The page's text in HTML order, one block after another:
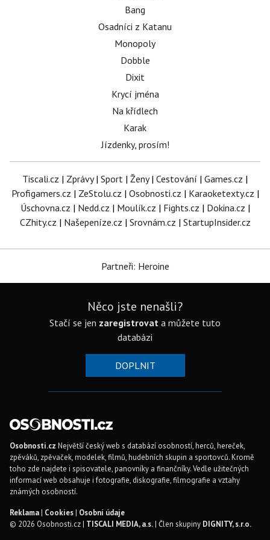
Bang
Osadníci z Katanu
Monopoly
Dobble
Dixit
Krycí jména
Na křídlech
Karak
Jízdenky, prosím!
Tiscali.cz | Zprávy| Sport | Ženy| Cestování | Games.cz |
Profigamers.cz | ZeStolu.cz | Osobnosti.cz | Karaoketexty.cz |
Úschovna.cz | Nedd.cz | Moulík.cz | Fights.cz | Dokina.cz |
CZhity.cz | Našepeníze.cz | Srovnám.cz | StartupInsider.cz
Partneři: Heroine
Něco jste nenašli?
Stačí se jen zaregistrovat a můžete tuto
databázi
DOPLNIT
Osobnosti.cz Největší český web s databází osobností, herců, hereček,
zpěváků, zpěvaček, modelek, filmů, hudebních skupin a sportovců. Kromě
toho zde najdete i spisovatele, panovníky a finančníky. Vedle užitečných
informací web obsahuje i fotografie, diskografie, filmografie a vztahy
známých osobností.
Reklama| Cookies| Osobní údaje
© 2026 Osobnosti.cz | TISCALI MEDIA, a.s.| Člen skupiny DIGNITY, s.r.o.